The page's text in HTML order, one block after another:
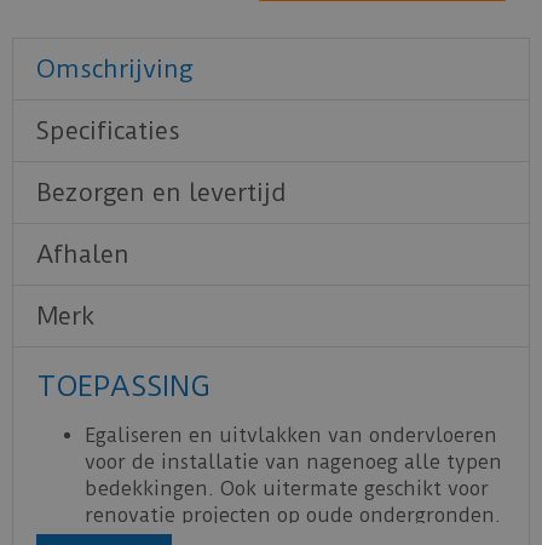
Omschrijving
Specificaties
Bezorgen en levertijd
Afhalen
Merk
TOEPASSING
Egaliseren en uitvlakken van ondervloeren
voor de installatie van nagenoeg alle typen
bedekkingen. Ook uitermate geschikt voor
renovatie projecten op oude ondergronden.